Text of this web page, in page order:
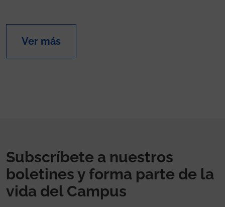
Ver más
Subscríbete a nuestros
boletines y forma parte de la
vida del Campus